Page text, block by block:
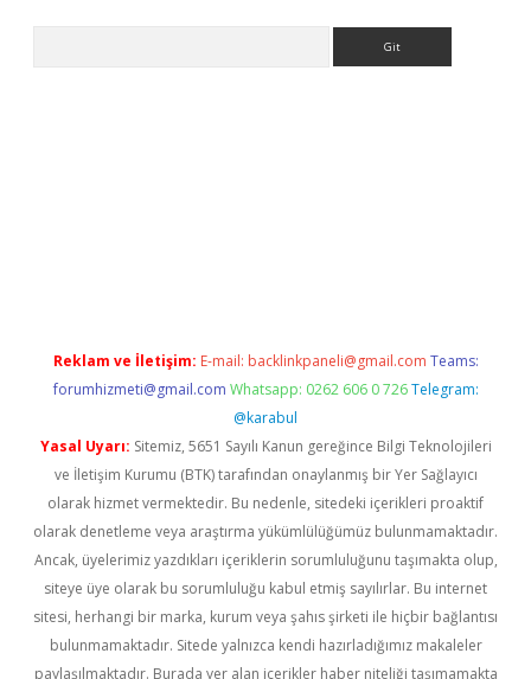
Reklam ve İletişim: E-mail: backlinkpaneli@gmail.com Teams:
forumhizmeti@gmail.com Whatsapp: 0262 606 0 726 Telegram:
@karabul
Yasal Uyarı: Sitemiz, 5651 Sayılı Kanun gereğince Bilgi Teknolojileri
ve İletişim Kurumu (BTK) tarafından onaylanmış bir Yer Sağlayıcı
olarak hizmet vermektedir. Bu nedenle, sitedeki içerikleri proaktif
olarak denetleme veya araştırma yükümlülüğümüz bulunmamaktadır.
Ancak, üyelerimiz yazdıkları içeriklerin sorumluluğunu taşımakta olup,
siteye üye olarak bu sorumluluğu kabul etmiş sayılırlar. Bu internet
sitesi, herhangi bir marka, kurum veya şahıs şirketi ile hiçbir bağlantısı
bulunmamaktadır. Sitede yalnızca kendi hazırladığımız makaleler
paylaşılmaktadır. Burada yer alan içerikler haber niteliği taşımamakta